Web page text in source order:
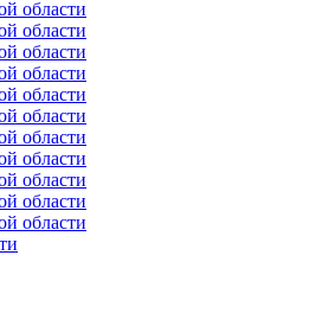
области
области
области
области
области
области
области
области
области
области
области